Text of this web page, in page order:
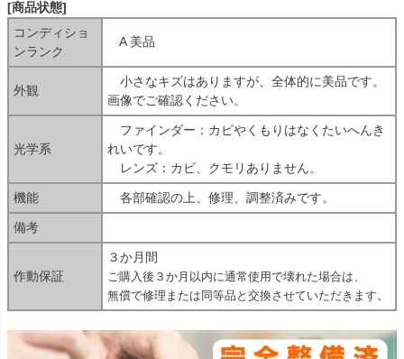
[商品状態]
コンディショ
ンランク
A 美品
外観
小さなキズはありますが、全体的に美品です。
画像でご確認ください。
光学系
ファインダー：カビやくもりはなくたいへんき
れいです。
レンズ：カビ、クモリありません。
機能 各部確認の上、修理、調整済みです。
備考
作動保証
３か月間
ご購入後３か月以内に通常使用で壊れた場合は、
無償で修理または同等品と交換させていただきます。